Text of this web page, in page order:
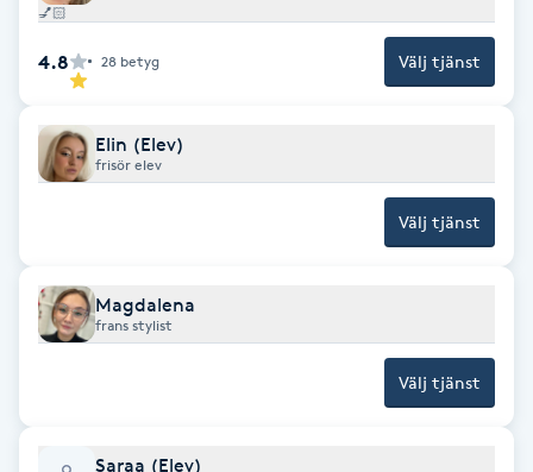
Gruppträning
Gua Sha-massage
Hatha Yoga
Healing
💅🏻
4.8 28 betyg Välj tjänst
Elin (Elev)
frisör elev
Välj tjänst
Magdalena
frans stylist
Välj tjänst
Saraa (Elev)